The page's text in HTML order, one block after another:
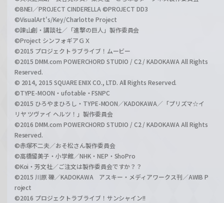
©BNEI／PROJECT CINDERELLA ©PROJECT DD3
©VisualArt's/Key/Charlotte Project
©諫山創・講談社／「進撃の巨人」製作委員会
©Project シンフォギアＧＸ
©2015 プロジェクトラブライブ！ムービー
©2015 DMM.com POWERCHORD STUDIO / C2 / KADOKAWA All Rights
Reserved.
© 2014, 2015 SQUARE ENIX CO., LTD. All Rights Reserved.
©TYPE-MOON・ufotable・FSNPC
©2015 ひろやまひろし・TYPE-MOON／KADOKAWA／「プリズマ☆イ
リヤ ツヴァイ ヘルツ！」製作委員会
©2016 DMM.com POWERCHORD STUDIO / C2 / KADOKAWA All Rights
Reserved.
©赤塚不二夫／おそ松さん製作委員会
©高橋留美子・小学館／NHK・NEP・ShoPro
©Koi・芳文社／ご注文は製作委員会ですか？？
©2015 川原 礫／KADOKAWA アスキー・メディアワークス刊／AWIB P
roject
©2016 プロジェクトラブライブ！サンシャイン!!